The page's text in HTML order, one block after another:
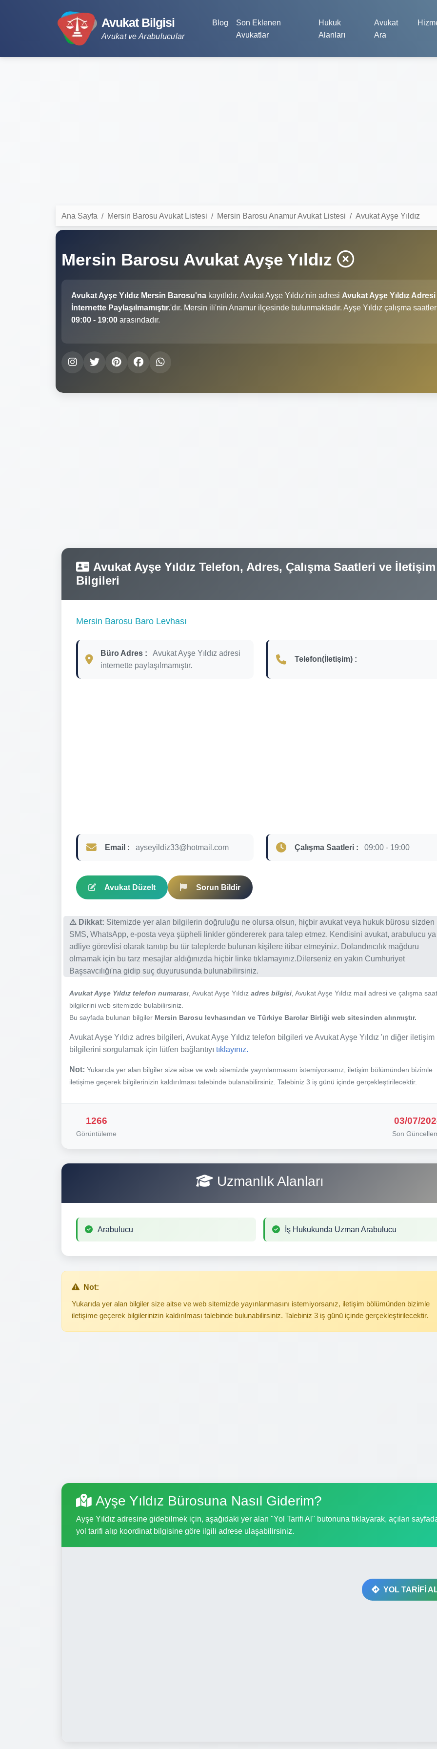
Avukat Bilgisi
Avukat ve Arabulucular
Blog
Son Eklenen
Avukatlar
Hukuk
Alanları
Avukat
Ara
Ana Sayfa Mersin Barosu Avukat Listesi Mersin Barosu Anamur Avukat Listesi Avukat Ayşe Yıldız
Mersin Barosu Avukat Ayşe Yıldız
Avukat Ayşe Yıldız Mersin Barosu'na kayıtlıdır. Avukat Ayşe Yıldız'nin adresi Avukat Ayşe Yıldız Adresi
İnternette Paylaşılmamıştır.'dır. Mersin ili'nin Anamur ilçesinde bulunmaktadır. Ayşe Yıldız çalışma
09:00 - 19:00 arasındadır.
Avukat Ayşe Yıldız Telefon, Adres, Çalışma Saatleri ve İletişim
Bilgileri
Mersin Barosu Baro Levhası
Büro Adres :
Avukat Ayşe Yıldız adresi
internette paylaşılmamıştır.
Telefon(İletişim) :
Email : ayseyildiz33@hotmail.com Çalışma Saatleri : 09:00 - 19:00
Avukat Düzelt Sorun Bildir
⚠️ Dikkat: Sitemizde yer alan bilgilerin doğruluğu ne olursa olsun, hiçbir avukat veya hukuk bürosu sizden
SMS, WhatsApp, e-posta veya şüpheli linkler göndererek para talep etmez. Kendisini avukat, arabulucu
adliye görevlisi olarak tanıtıp bu tür taleplerde bulunan kişilere itibar etmeyiniz. Dolandırıcılık mağduru
olmamak için bu tarz mesajlar aldığınızda hiçbir linke tıklamayınız.Dilerseniz en yakın Cumhuriyet
Başsavcılığı'na gidip suç duyurusunda bulunabilirsiniz.
Avukat Ayşe Yıldız telefon numarası , Avukat Ayşe Yıldız adres bilgisi , Avukat Ayşe Yıldız mail adresi ve çalışma
bilgilerini web sitemizde bulabilirsiniz.
Bu sayfada bulunan bilgiler Mersin Barosu levhasından ve Türkiye Barolar Birliği web sitesinden alınmıştır.
Avukat Ayşe Yıldız adres bilgileri, Avukat Ayşe Yıldız telefon bilgileri ve Avukat Ayşe Yıldız 'ın diğer iletişim
bilgilerini sorgulamak için lütfen bağlantıyı tıklayınız.
Not: Yukarıda yer alan bilgiler size aitse ve web sitemizde yayınlanmasını istemiyorsanız, iletişim bölümünden bizimle
iletişime geçerek bilgilerinizin kaldırılması talebinde bulanabilirsiniz. Talebiniz 3 iş günü içinde gerçekleştirilecektir.
1266
Görüntüleme
03/07/
Son
Uzmanlık Alanları
Arabulucu İş Hukukunda Uzman Arabulucu
Not:
Yukarıda yer alan bilgiler size aitse ve web sitemizde yayınlanmasını istemiyorsanız, iletişim bölümünden bizimle
iletişime geçerek bilgilerinizin kaldırılması talebinde bulunabilirsiniz. Talebiniz 3 iş günü içinde gerçekleştirilecektir.
Ayşe Yıldız Bürosuna Nasıl Giderim?
Ayşe Yıldız adresine gidebilmek için, aşağıdaki yer alan "Yol Tarifi Al" butonuna tıklayarak, açılan
yol tarifi alıp koordinat bilgisine göre ilgili adrese ulaşabilirsiniz.
YOL TARİFİ